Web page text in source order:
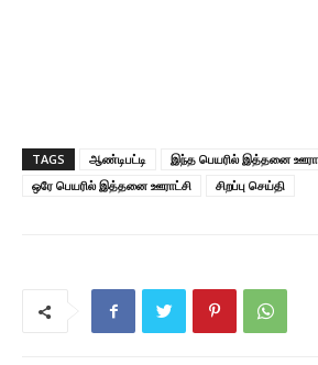
TAGS ஆண்டிபட்டி
இந்த பெயரில் இத்தனை
ஒரே பெயரில் இத்தனை ஊராட்சி
சிறப்பு செய்தி